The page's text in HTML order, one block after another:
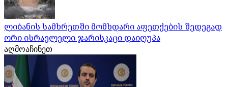
ლიბანის სამხრეთში მომხდარი აფეთქების შედეგად
ორი ისრაელელი ჯარისკაცი დაიღუპა
აღმოაჩინეთ